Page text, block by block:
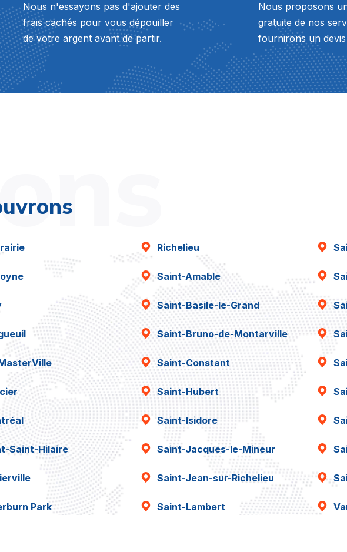
Nous n'essayons pas d'ajouter des
frais cachés pour vous dépouiller
de votre argent avant de partir.
Nous proposons
gratuite de nos
fournirons un
Saint-Hilaire
Park
Richelieu
Saint-Amable
Saint-Basile-le-Grand
Saint-Bruno-de-Montarville
Saint-Constant
Saint-Hubert
Saint-Isidore
Saint-Jacques-le-Mineur
Saint-Jean-sur-Richelieu
Saint-Lambert